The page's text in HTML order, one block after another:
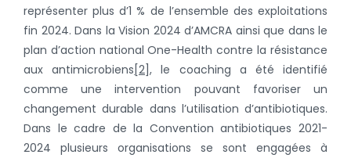
représenter plus d’1 % de l’ensemble des exploitations
fin 2024. Dans la Vision 2024 d’AMCRA ainsi que dans le
plan d’action national One-Health contre la résistance
aux antimicrobiens [2], le coaching a été identifié
comme une intervention pouvant favoriser un
changement durable dans l’utilisation d’antibiotiques.
Dans le cadre de la Convention antibiotiques 2021-
2024 plusieurs organisations se sont engagées à